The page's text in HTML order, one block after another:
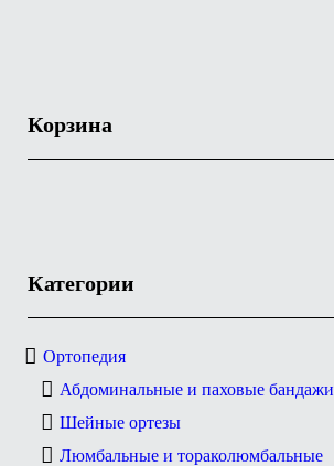
Корзина
Категории
Ортопедия
Абдоминальные и паховые бандажи
Шейные ортезы
Люмбальные и тораколюмбальные